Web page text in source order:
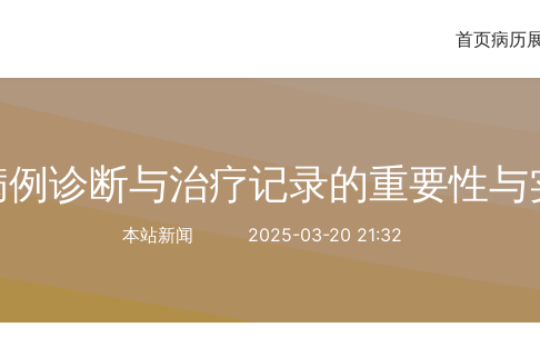
首页病历
诊断与治疗记录的重要性与
本站新闻 2025-03-20 21:32